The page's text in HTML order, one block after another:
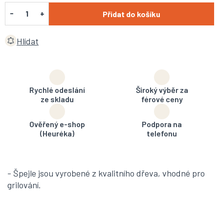
Přidat do košíku
Hlídat
Rychlé odeslání
ze skladu
Široký výběr za
férové ceny
Ověřený e-shop
(Heuréka)
Podpora na
telefonu
- Špejle jsou vyrobené z kvalitního dřeva, vhodné pro
grilování.